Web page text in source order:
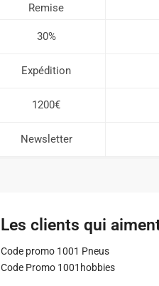
Remise
30%
Expédition
1200€
Newsletter
Les clients qui
Code promo 1001 Pneus
Code Promo 1001hobbies